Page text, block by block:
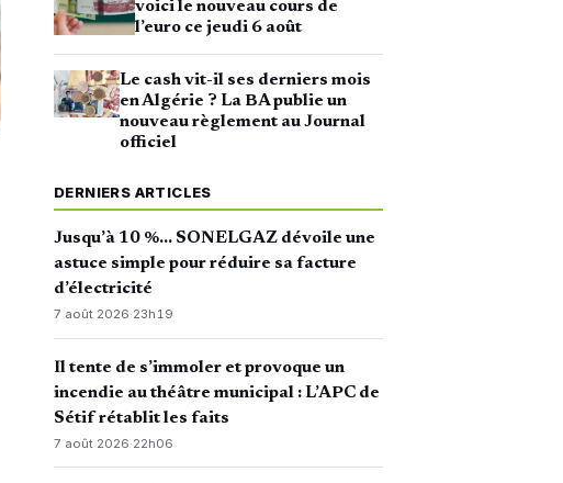
voici le nouveau cours de
l’euro ce jeudi 6 août
Le cash vit-il ses derniers mois
en Algérie ? La BA publie un
nouveau règlement au Journal
officiel
DERNIERS ARTICLES
Jusqu’à 10 %… SONELGAZ dévoile une
astuce simple pour réduire sa facture
d’électricité
7 août 2026·23h19
Il tente de s’immoler et provoque un
incendie au théâtre municipal : L’APC de
Sétif rétablit les faits
7 août 2026·22h06